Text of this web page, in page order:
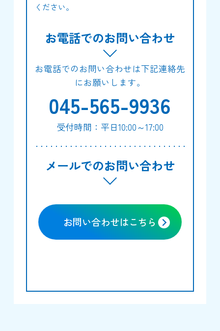
ください。
お電話でのお問い合わせ
お電話でのお問い合わせは下記連絡先
にお願いします。
045-565-9936
受付時間：平日10:00～17:00
メールでのお問い合わせ
お問い合わせはこちら